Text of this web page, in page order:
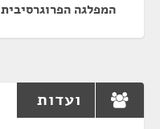
המפלגה הפרוגרסיבית
ועדות